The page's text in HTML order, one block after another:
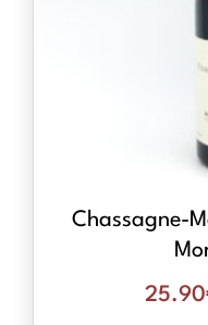
Chassagne-
25.90